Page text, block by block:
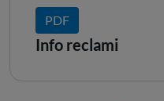
PDF
Info reclami